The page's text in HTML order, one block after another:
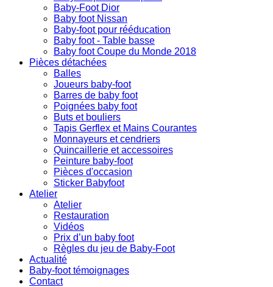
Baby-Foot Dior
Baby foot Nissan
Baby-foot pour rééducation
Baby foot - Table basse
Baby foot Coupe du Monde 2018
Pièces détachées
Balles
Joueurs baby-foot
Barres de baby foot
Poignées baby foot
Buts et bouliers
Tapis Gerflex et Mains Courantes
Monnayeurs et cendriers
Quincaillerie et accessoires
Peinture baby-foot
Pièces d'occasion
Sticker Babyfoot
Atelier
Atelier
Restauration
Vidéos
Prix d’un baby foot
Règles du jeu de Baby-Foot
Actualité
Baby-foot témoignages
Contact